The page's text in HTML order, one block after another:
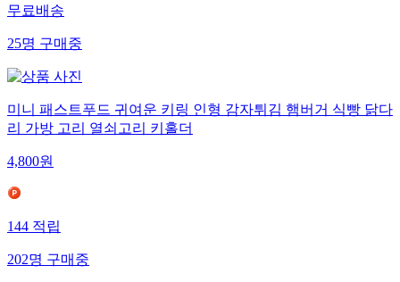
무료배송
25명구매중
미니 패스트푸드 귀여운 키링 인형 감자튀김 햄버거 식빵 닭다
리 가방 고리 열쇠고리 키홀더
4,800원
144적립
202명구매중